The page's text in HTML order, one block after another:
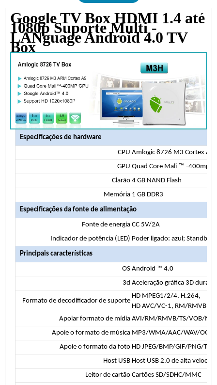
Google TV Box HDMI 1.4 até
1080p Suporte Multi -
LANguage Android 4.0 TV
Box
Especificações de hardware
CPU Amlogic 8726 M3 Cortex A9
GPU Quad Core Mali ™ -400mp
Clarão 4 GB NAND Flash
Memória 1 GB DDR3
Especificações da fonte de alimentação
Fonte de energia CC 5V/2A
Indicador de potência (LED) Poder ligado: azul; Standby:
Principais características
OS Android ™ 4.0
3d Aceleração gráfica 3D dura
Formato de decodificador de suporte
HD MPEG1/2/4, H.264,
HD AVC/VC-1, RM/RMVB,
Apoiar formato de mídia AVI/RM/RMVB/TS/VOB/
Apoie o formato de música MP3/WMA/AAC/WAV/OGG/
Apoie o formato da foto HD JPEG/BMP/GIF/PNG/TIFF
Host USB Host USB 2.0 de alta
Leitor de cartão Cartões SD/SDHC/MMC